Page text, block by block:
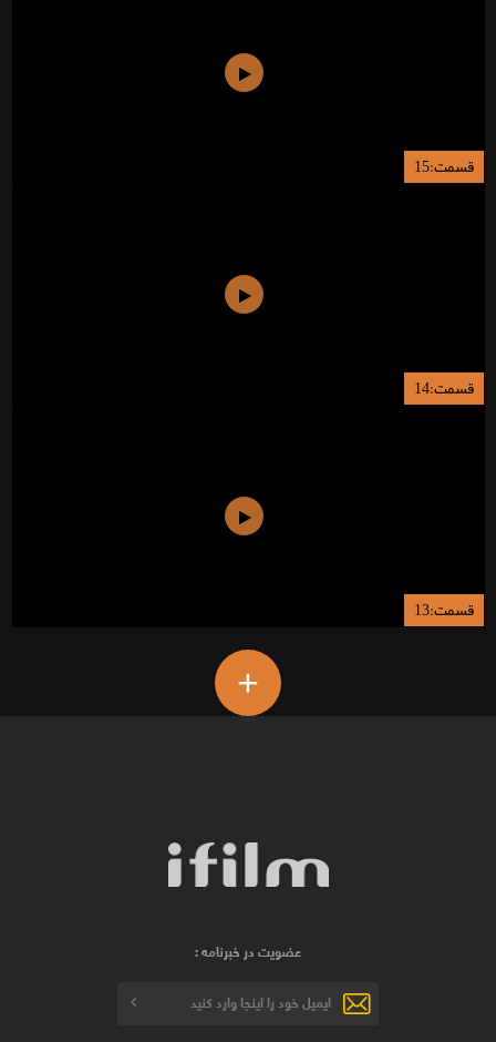
قسمت:15
قسمت:14
قسمت:13
+
عضویت در خبرنامه :